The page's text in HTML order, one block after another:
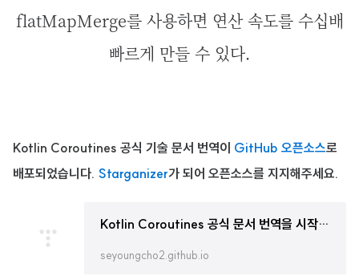
flatMapMerge를 사용하면 연산 속도를 수십배
빠르게 만들 수 있다.
Kotlin Coroutines 공식 기술 문서 번역이 GitHub 오픈소스로
배포되었습니다. Starganizer가 되어 오픈소스를 지지해주세요.
Kotlin Coroutines 공식 문서 번역을 시작하며 · GitBook
seyoungcho2.github.io